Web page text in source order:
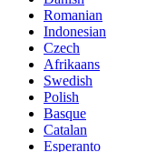
Romanian
Indonesian
Czech
Afrikaans
Swedish
Polish
Basque
Catalan
Esperanto